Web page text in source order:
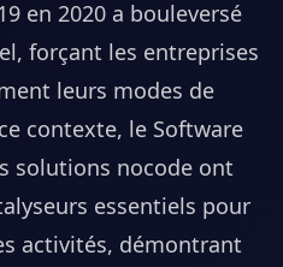
en 2020 a bouleversé
forçant les entreprises
leurs modes de
contexte, le Software
solutions nocode ont
essentiels pour
activités, démontrant